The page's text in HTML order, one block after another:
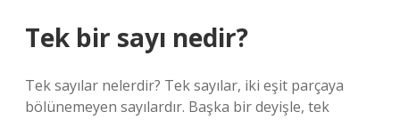
Tek bir sayı nedir?
Tek sayılar nelerdir? Tek sayılar, iki eşit parçaya
bölünemeyen sayılardır. Başka bir deyişle, tek